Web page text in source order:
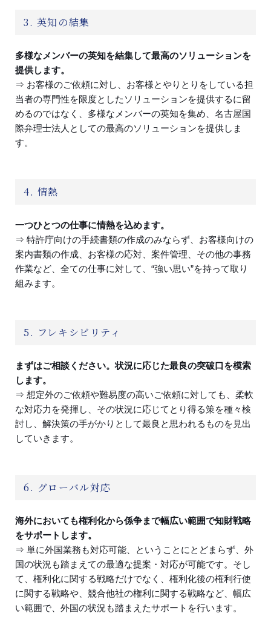
3. 英知の結集
多様なメンバーの英知を結集して最高のソリューションを
提供します。
⇒ お客様のご依頼に対し、お客様とやりとりをしている担
当者の専門性を限度としたソリューションを提供するに留
めるのではなく、多様なメンバーの英知を集め、名古屋国
際弁理士法人としての最高のソリューションを提供しま
す。
4. 情熱
一つひとつの仕事に情熱を込めます。
⇒ 特許庁向けの手続書類の作成のみならず、お客様向けの
案内書類の作成、お客様の応対、案件管理、その他の事務
作業など、全ての仕事に対して、“強い思い”を持って取り
組みます。
5. フレキシビリティ
まずはご相談ください。状況に応じた最良の突破口を模索
します。
⇒ 想定外のご依頼や難易度の高いご依頼に対しても、柔軟
な対応力を発揮し、その状況に応じてとり得る策を種々検
討し、解決策の手がかりとして最良と思われるものを見出
していきます。
6. グローバル対応
海外においても権利化から係争まで幅広い範囲で知財戦略
をサポートします。
⇒ 単に外国業務も対応可能、ということにとどまらず、外
国の状況も踏まえての最適な提案・対応が可能です。そし
て、権利化に関する戦略だけでなく、権利化後の権利行使
に関する戦略や、競合他社の権利に関する戦略など、幅広
い範囲で、外国の状況も踏まえたサポートを行います。